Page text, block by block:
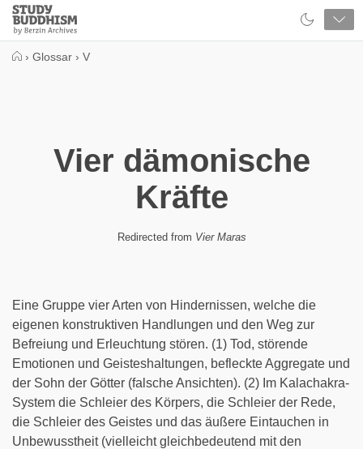
Close
Study
Buddhism
› Glossar › V
Vier dämonische
Kräfte
Redirected from Vier Maras
Eine Gruppe vier Arten von Hindernissen, welche die
eigenen konstruktiven Handlungen und den Weg zur
Befreiung und Erleuchtung stören. (1) Tod, störende
Emotionen und Geisteshaltungen, befleckte Aggregate und
der Sohn der Götter (falsche Ansichten). (2) Im Kalachakra-
System die Schleier des Körpers, die Schleier der Rede,
die Schleier des Geistes und das äußere Eintauchen in
Unbewusstheit (vielleicht gleichbedeutend mit den